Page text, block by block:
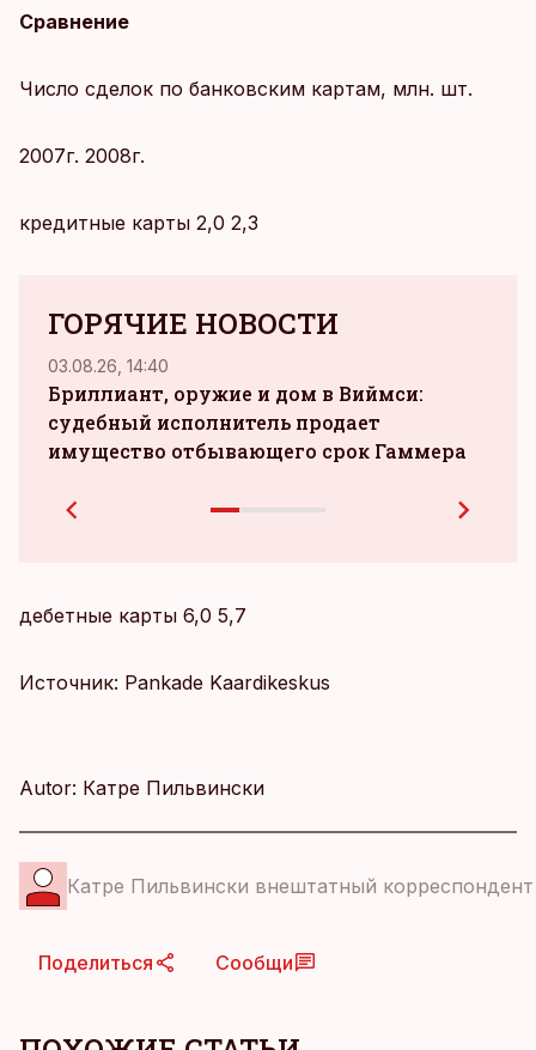
Сравнение
Число сделок по банковским картам, млн. шт.
2007г. 2008г.
кредитные карты 2,0 2,3
ГОРЯЧИЕ НОВОСТИ
03.08.26, 14:40
Бриллиант, оружие и дом в Виймси:
судебный исполнитель продает
имущество отбывающего срок Гаммера
дебетные карты 6,0 5,7
Источник: Pankade Kaardikeskus
Autor: Катре Пильвински
Катре Пильвински внештатный корреспондент
Поделиться Сообщи